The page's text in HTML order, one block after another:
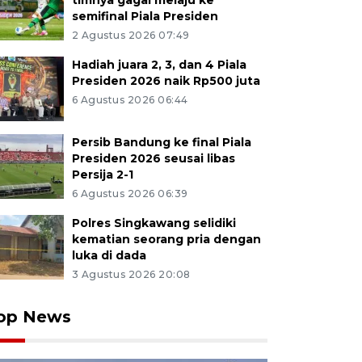
semifinal Piala Presiden
2 Agustus 2026 07:49
Hadiah juara 2, 3, dan 4 Piala
Presiden 2026 naik Rp500 juta
6 Agustus 2026 06:44
Persib Bandung ke final Piala
Presiden 2026 seusai libas
Persija 2-1
6 Agustus 2026 06:39
Polres Singkawang selidiki
kematian seorang pria dengan
luka di dada
3 Agustus 2026 20:08
News